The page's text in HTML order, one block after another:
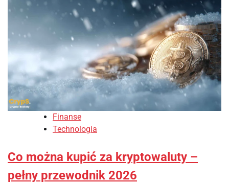
Finanse
Technologia
Co można kupić za kryptowaluty –
pełny przewodnik 2026